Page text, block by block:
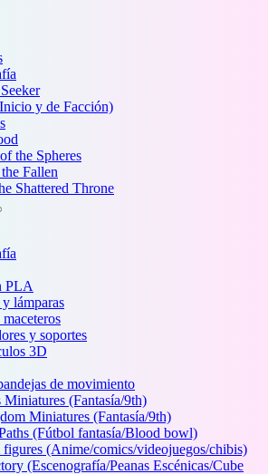
y de Facción)
the Spheres
Fallen
Shattered Throne
PLA
lámparas
y soportes
3D
de movimiento
(Fantasía/9th)
Miniatures (Fantasía/9th)
(Fútbol fantasía/Blood bowl)
(Anime/comics/videojuegos/chibis)
(Escenografía/Peanas Escénicas/Cube